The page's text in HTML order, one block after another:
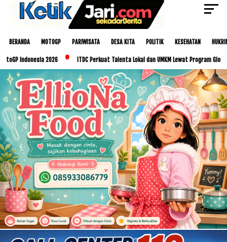
BERANDA MOTOGP PARIWISATA DESA KITA POLITIK KESEHATAN
2026 ITDC Perkuat Talenta Lokal dan UMKM Lewat Program Glorious Golo